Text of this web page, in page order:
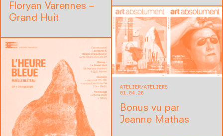
Floryan Varennes –
Grand Huit
ATELIER ATELIERS
01.04.26
Bonus vu par
Jeanne Mathas